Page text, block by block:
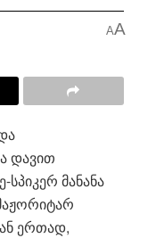
AA
დავით
სპიკერ მანანა
ერთად,